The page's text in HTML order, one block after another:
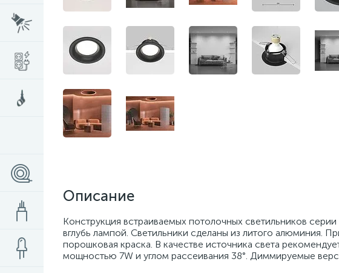
Описание
Конструкция встраиваемых потолочных светильников
вглубь лампой. Светильники сделаны из литого алюминия.
порошковая краска. В качестве источника света
мощностью 7W и углом рассеивания 38°. Диммируемые